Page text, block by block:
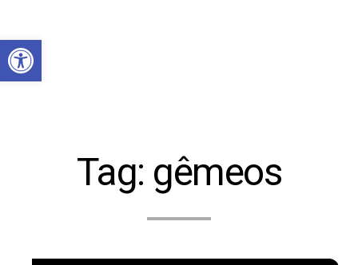
Abrir a barra de ferramentas
Tag: gêmeos